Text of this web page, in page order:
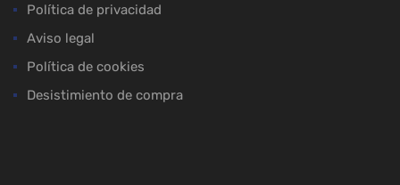
Política de privacidad
Aviso legal
Política de cookies
Desistimiento de compra